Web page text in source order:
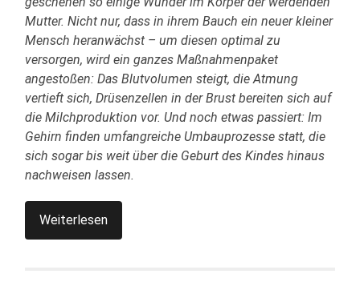
Mutter. Nicht nur, dass in ihrem Bauch ein neuer kleiner
Mensch heranwächst – um diesen optimal zu
versorgen, wird ein ganzes Maßnahmenpaket
angestoßen: Das Blutvolumen steigt, die Atmung
vertieft sich, Drüsenzellen in der Brust bereiten sich auf
die Milchproduktion vor. Und noch etwas passiert: Im
Gehirn finden umfangreiche Umbauprozesse statt, die
sich sogar bis weit über die Geburt des Kindes hinaus
nachweisen lassen.
Weiterlesen